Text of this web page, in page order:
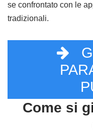
se confrontato con le
tradizionali.
Come si